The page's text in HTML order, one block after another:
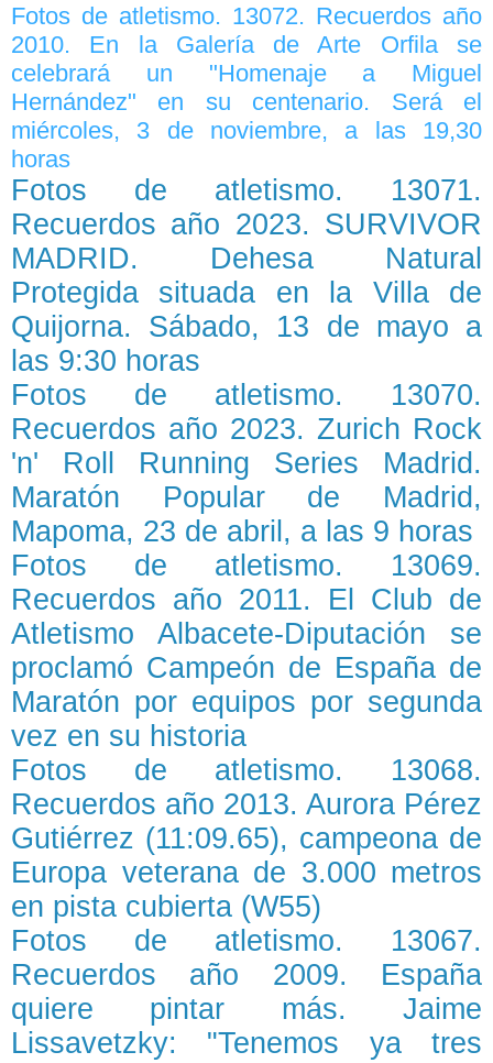
Fotos de atletismo. 13072. Recuerdos año
2010. En la Galería de Arte Orfila se
celebrará un "Homenaje a Miguel
Hernández" en su centenario. Será el
miércoles, 3 de noviembre, a las 19,30
horas
Fotos de atletismo. 13071.
Recuerdos año 2023. SURVIVOR
MADRID. Dehesa Natural
Protegida situada en la Villa de
Quijorna. Sábado, 13 de mayo a
las 9:30 horas
Fotos de atletismo. 13070.
Recuerdos año 2023. Zurich Rock
'n' Roll Running Series Madrid.
Maratón Popular de Madrid,
Mapoma, 23 de abril, a las 9 horas
Fotos de atletismo. 13069.
Recuerdos año 2011. El Club de
Atletismo Albacete-Diputación se
proclamó Campeón de España de
Maratón por equipos por segunda
vez en su historia
Fotos de atletismo. 13068.
Recuerdos año 2013. Aurora Pérez
Gutiérrez (11:09.65), campeona de
Europa veterana de 3.000 metros
en pista cubierta (W55)
Fotos de atletismo. 13067.
Recuerdos año 2009. España
quiere pintar más. Jaime
Lissavetzky: "Tenemos ya tres